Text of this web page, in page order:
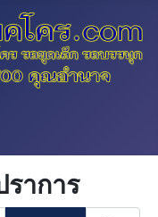
าการ